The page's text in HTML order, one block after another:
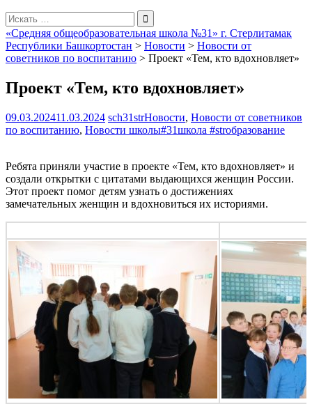
Поиск
для:
«Средняя общеобразовательная школа №31» г. Стерлитамак
Республики Башкортостан > Новости > Новости от
советников по воспитанию > Проект «Тем, кто вдохновляет»
Проект «Тем, кто вдохновляет»
09.03.202411.03.2024 sch31strНовости, Новости от советников
по воспитанию, Новости школы#31школа #strобразование
Ребята приняли участие в проекте «Тем, кто вдохновляет» и
создали открытки с цитатами выдающихся женщин России.
Этот проект помог детям узнать о достижениях
замечательных женщин и вдохновиться их историями.